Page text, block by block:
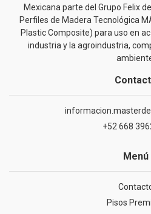
Mexicana parte del Grupo Felix
Perfiles de Madera Tecnológica
Plastic Composite) para uso en
industria y la agroindustria,
+52 668
Menú
Pisos